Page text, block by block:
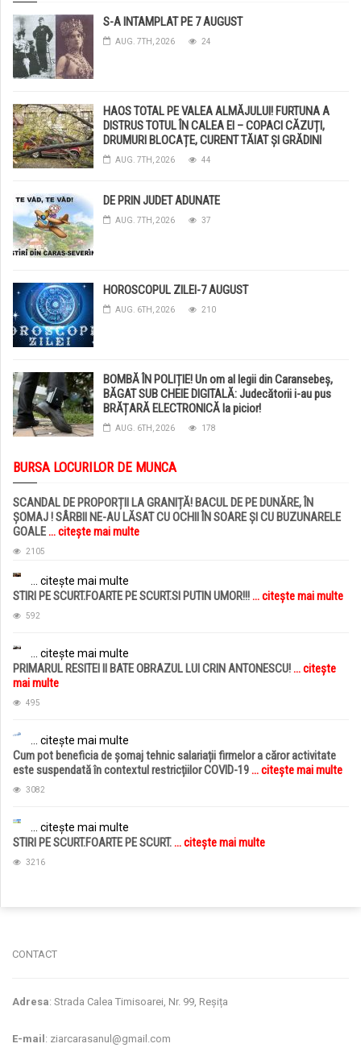
S-A INTAMPLAT PE 7 AUGUST
AUG. 7TH, 2026 24
HAOS TOTAL PE VALEA ALMĂJULUI! FURTUNA A
DISTRUS TOTUL ÎN CALEA EI – COPACI CĂZUȚI,
DRUMURI BLOCAȚE, CURENT TĂIAT ȘI GRĂDINI
DISTRUSE DE GRINDINĂ!
AUG. 7TH, 2026 44
DE PRIN JUDET ADUNATE
AUG. 7TH, 2026 37
HOROSCOPUL ZILEI-7 AUGUST
AUG. 6TH, 2026 210
BOMBĂ ÎN POLIȚIE! Un om al legii din Caransebeș,
BĂGAT SUB CHEIE DIGITALĂ: Judecătorii i-au pus
BRĂȚARĂ ELECTRONICĂ la picior!
AUG. 6TH, 2026 178
BURSA LOCURILOR DE MUNCA
SCANDAL DE PROPORȚII LA GRANIȚĂ! BACUL DE PE DUNĂRE, ÎN
ȘOMAJ ! SÂRBII NE-AU LĂSAT CU OCHII ÎN SOARE ȘI CU BUZUNARELE
GOALE... citește mai multe
2105
... citește mai multe
STIRI PE SCURT.FOARTE PE SCURT.SI PUTIN UMOR!!!... citește mai multe
592
... citește mai multe
PRIMARUL RESITEI II BATE OBRAZUL LUI CRIN ANTONESCU!... citește
mai multe
495
... citește mai multe
Cum pot beneficia de șomaj tehnic salariații firmelor a căror activitate
este suspendată în contextul restricțiilor COVID-19... citește mai multe
3082
... citește mai multe
STIRI PE SCURT.FOARTE PE SCURT.... citește mai multe
3216
CONTACT
Adresa: Strada Calea Timisoarei, Nr. 99, Reșița
E-mail : ziarcarasanul@gmail.com